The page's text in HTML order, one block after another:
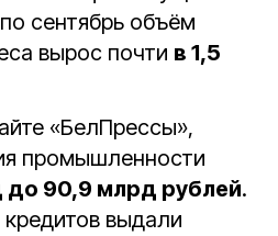
сентябрь объём
вырос почти в 1,5
«БелПрессы»,
промышленности
до 90,9 млрд рублей.
выдали